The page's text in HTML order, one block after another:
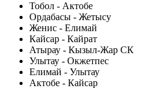
Тобол - Актобе
Ордабасы - Жетысу
Женис - Елимай
Кайсар - Кайрат
Атырау - Кызыл-Жар СК
Улытау - Окжетпес
Елимай - Улытау
Актобе - Кайсар